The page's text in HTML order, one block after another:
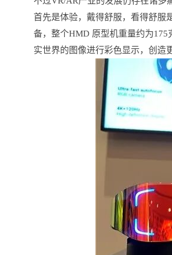
首先是体验，戴得舒服，看得舒服
备，整个HMD 原型机重量约为
实世界的图像进行彩色显示，创造